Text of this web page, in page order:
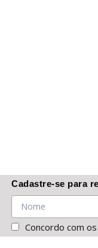
Cadastre-se para
Concordo com